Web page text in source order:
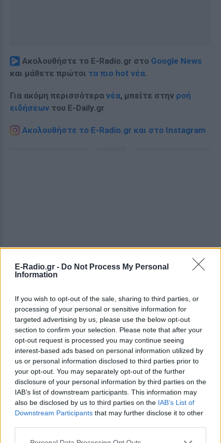
E-Radio.gr - Do Not Process My Personal
Information
If you wish to opt-out of the sale, sharing to third parties, or
processing of your personal or sensitive information for
targeted advertising by us, please use the below opt-out
section to confirm your selection. Please note that after your
opt-out request is processed you may continue seeing
interest-based ads based on personal information utilized by
us or personal information disclosed to third parties prior to
your opt-out. You may separately opt-out of the further
disclosure of your personal information by third parties on the
IAB’s list of downstream participants. This information may
also be disclosed by us to third parties on the IAB’s List of
Downstream Participants that may further disclose it to other
Ακολουθήστε το E-Radio.gr στο Google News
και μάθετε πρώτοι τα πιο hot νέα.
Για ακόμη περισσότερα νέα, μπείτε στην ροή
ειδήσεων του E-Daily.gr
Ακολουθήστε το E-Radio.gr και στο Instagram
ΔΕΙΤΕ ΕΠΙΣΗΣ
ΣΤΗΝ ΙΔΙΑ ΚΑΤΗΓΟΡΙΑ
Γιατί δεν έσωσα το κουτάβι: Ο